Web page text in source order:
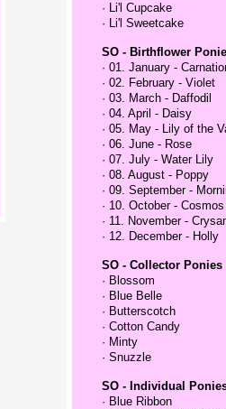
· Li'l Cupcake
· Li'l Sweetcake
SO - Birthflower
· 01. January -
· 02. February - Violet
· 03. March - Daffodil
· 04. April - Daisy
· 05. May - Lily of the
· 06. June - Rose
· 07. July - Water Lily
· 08. August - Poppy
· 09. September -
· 10. October - Cosmos
· 11. November -
· 12. December - Holly
SO - Collector Ponies
· Blossom
· Blue Belle
· Butterscotch
· Cotton Candy
· Minty
· Snuzzle
SO - Individual
· Blue Ribbon